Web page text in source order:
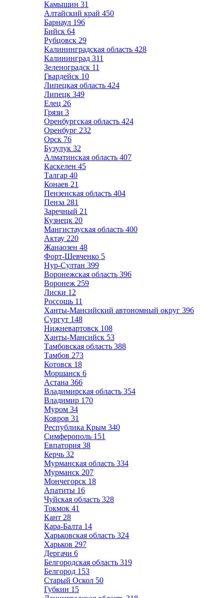
Камышин 31
Алтайский край 450
Барнаул 196
Бийск 64
Рубцовск 29
Калининградская область 428
Калининград 311
Зеленоградск 11
Гвардейск 10
Липецкая область 424
Липецк 349
Елец 26
Грязи 3
Оренбургская область 424
Оренбург 232
Орск 76
Бузулук 32
Алматинская область 407
Каскелен 45
Талгар 40
Конаев 21
Пензенская область 404
Пенза 281
Заречный 21
Кузнецк 20
Мангистауская область 400
Актау 220
Жанаозен 48
Форт-Шевченко 5
Нур-Султан 399
Воронежская область 396
Воронеж 259
Лиски 12
Россошь 11
Ханты-Мансийский автономный округ 396
Сургут 148
Нижневартовск 108
Ханты-Мансийск 53
Тамбовская область 388
Тамбов 273
Котовск 18
Моршанск 6
Астана 366
Владимирская область 354
Владимир 170
Муром 34
Ковров 31
Республика Крым 340
Симферополь 151
Евпатория 38
Керчь 32
Мурманская область 334
Мурманск 207
Мончегорск 18
Апатиты 16
Чуйская область 328
Токмок 41
Кант 28
Кара-Балта 14
Харьковская область 324
Харьков 297
Дергачи 6
Белгородская область 319
Белгород 153
Старый Оскол 50
Губкин 15